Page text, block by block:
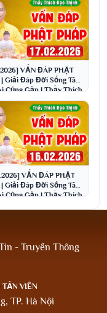
VẤN ĐÁP PHẬT
| Giải Đáp Đời Sống Tâm
Cũng Gặp | Thầy Thích
VẤN ĐÁP PHẬT
Giải Đáp Đời Sống Tâm
Cũng Gặp | Thầy Thích
- Truyền Thông
VIÊN
TP. Hà Nội